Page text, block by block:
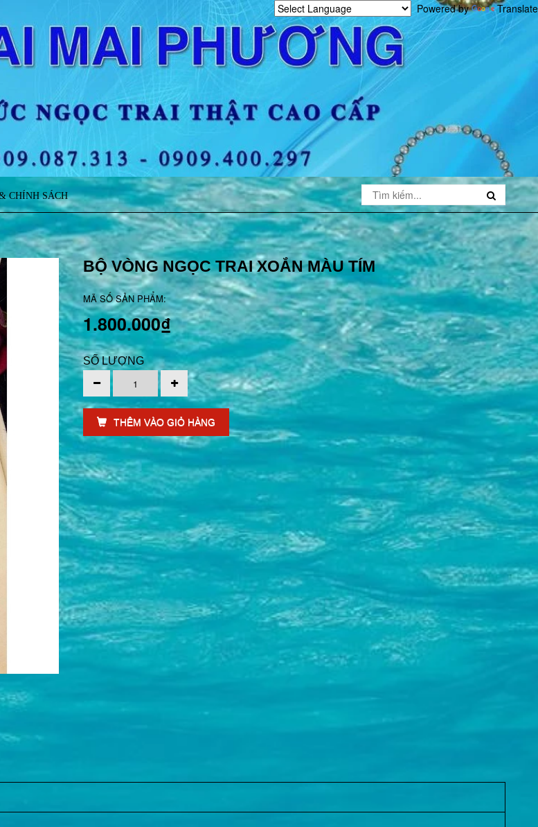
CHÍNH SÁCH
Powered by Translate
BỘ VÒNG NGỌC TRAI XOẮN MÀU TÍM
MÃ SỐ SẢN PHẨM:
1.800.000₫
SỐ LƯỢNG
THÊM VÀO GIỎ HÀNG